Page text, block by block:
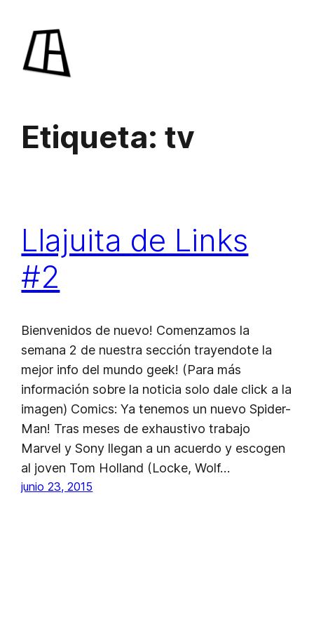
contenido
Etiqueta:tv
Llajuita de Links
#2
Bienvenidos de nuevo! Comenzamos la
semana 2 de nuestra sección trayendote la
mejor info del mundo geek! (Para más
información sobre la noticia solo dale click a la
imagen) Comics: Ya tenemos un nuevo Spider-
Man! Tras meses de exhaustivo trabajo
Marvel y Sony llegan a un acuerdo y escogen
al joven Tom Holland (Locke, Wolf…
junio 23, 2015